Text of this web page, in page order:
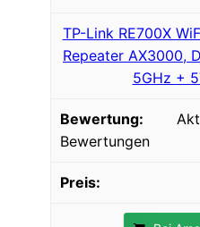
TP-Link RE700X
Repeater AX3000,
5GHz +
Bewertungen